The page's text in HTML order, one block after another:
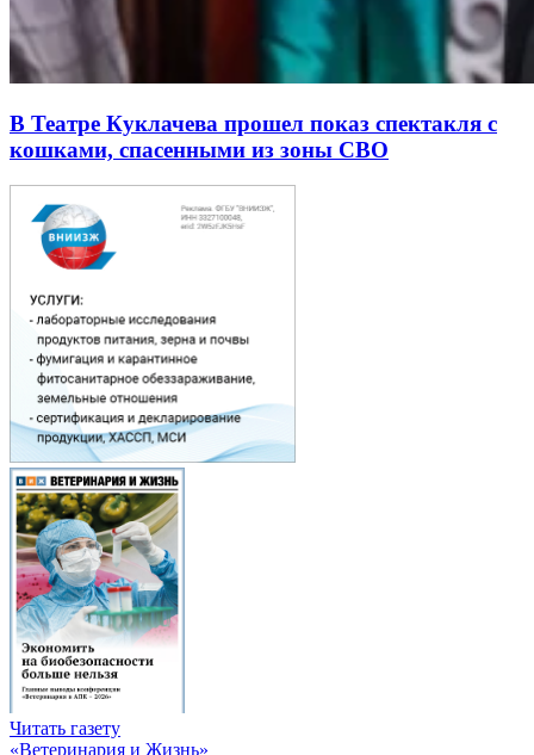
В Театре Куклачева прошел показ спектакля с
кошками, спасенными из зоны СВО
Читать газету
«Ветеринария и Жизнь»